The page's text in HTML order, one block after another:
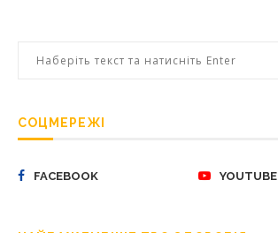
СОЦМЕРЕЖІ
FACEBOOK YOUTUBE